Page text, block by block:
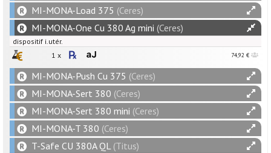
MI-MONA-Load 375 (Ceres)
MI-MONA-One Cu 380 Ag mini (Ceres)
dispositif i.utér.
1 x
74,92 €
MI-MONA-Push Cu 375 (Ceres)
MI-MONA-Sert 380 (Ceres)
MI-MONA-Sert 380 mini (Ceres)
MI-MONA-T 380 (Ceres)
T-Safe CU 380A QL(Titus)